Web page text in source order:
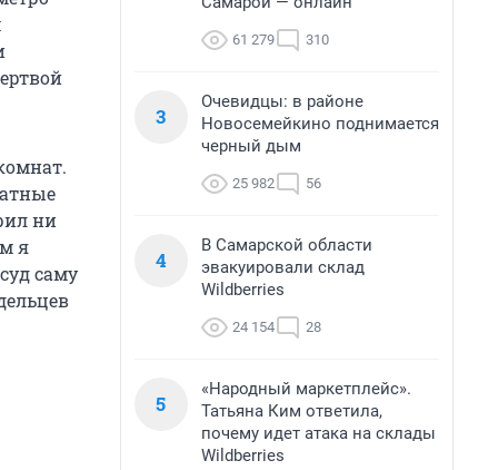
ни
я
саму
61 279 310
3
Очевидцы: в районе
Новосемейкино поднимается
черный дым
25 982 56
4
В Самарской области
эвакуировали склад
Wildberries
24 154 28
5
«Народный маркетплейс».
Татьяна Ким ответила,
почему идет атака на склады
Wildberries